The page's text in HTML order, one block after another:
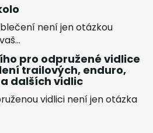
není jen otázkou
pro odpružené vidlice
trailových, enduro,
dalších vidlic
vidlici není jen otázka